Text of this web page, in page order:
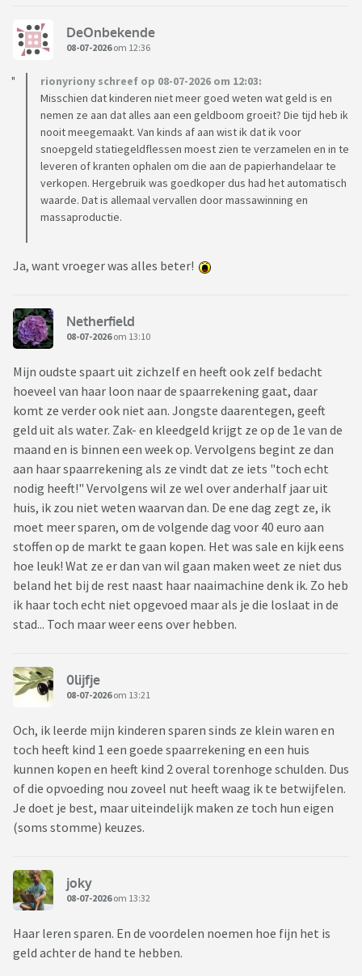
DeOnbekende
08-07-2026om 12:36
rionyriony schreef op 08-07-2026 om 12:03:
Misschien dat kinderen niet meer goed weten wat geld is en
nemen ze aan dat alles aan een geldboom groeit? Die tijd heb ik
nooit meegemaakt. Van kinds af aan wist ik dat ik voor
snoepgeld statiegeldflessen moest zien te verzamelen en in te
leveren of kranten ophalen om die aan de papierhandelaar te
verkopen. Hergebruik was goedkoper dus had het automatisch
waarde. Dat is allemaal vervallen door massawinning en
massaproductie.
Ja, want vroeger was alles beter!
Netherfield
08-07-2026om 13:10
Mijn oudste spaart uit zichzelf en heeft ook zelf bedacht
hoeveel van haar loon naar de spaarrekening gaat, daar
komt ze verder ook niet aan. Jongste daarentegen, geeft
geld uit als water. Zak- en kleedgeld krijgt ze op de 1e van de
maand en is binnen een week op. Vervolgens begint ze dan
aan haar spaarrekening als ze vindt dat ze iets "toch echt
nodig heeft!" Vervolgens wil ze wel over anderhalf jaar uit
huis, ik zou niet weten waarvan dan. De ene dag zegt ze, ik
moet meer sparen, om de volgende dag voor 40 euro aan
stoffen op de markt te gaan kopen. Het was sale en kijk eens
hoe leuk! Wat ze er dan van wil gaan maken weet ze niet dus
beland het bij de rest naast haar naaimachine denk ik. Zo heb
ik haar toch echt niet opgevoed maar als je die loslaat in de
stad... Toch maar weer eens over hebben.
0lijfje
08-07-2026om 13:21
Och, ik leerde mijn kinderen sparen sinds ze klein waren en
toch heeft kind 1 een goede spaarrekening en een huis
kunnen kopen en heeft kind 2 overal torenhoge schulden. Dus
of die opvoeding nou zoveel nut heeft waag ik te betwijfelen.
Je doet je best, maar uiteindelijk maken ze toch hun eigen
(soms stomme) keuzes.
joky
08-07-2026om 13:32
Haar leren sparen. En de voordelen noemen hoe fijn het is
geld achter de hand te hebben.